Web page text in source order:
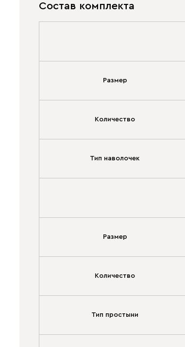
Состав комплекта
Размер
Количество
Тип наволочек
Размер
Количество
Тип простыни